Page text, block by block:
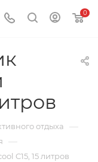
0
отдыха —
—
C15, 15 литров